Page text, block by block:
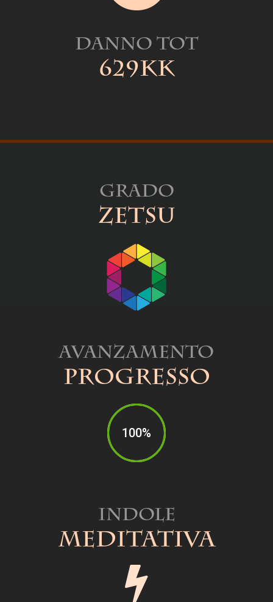
Danno Tot
629kk
Grado
Zetsu
Avanzamento
Progresso
100%
Indole
Meditativa